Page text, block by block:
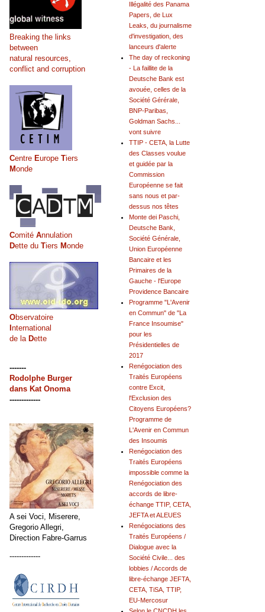
Illégalité des Panama
Papers, de Lux
Leaks, du journalisme
d'investigation, des
lanceurs d'alerte
The day of reckoning
- La faillite de la
Deutsche Bank est
avouée, celles de la
Société Gérérale,
BNP-Paribas,
Goldman Sachs...
vont suivre
TTIP - CETA, la Lutte
des Classes voulue
et guidée par la
Commission
Européenne se fait
sans nous et par-
dessus nos têtes
Monte dei Paschi,
Deutsche Bank,
Société Générale,
Union Européenne
Bancaire et les
Primaires de la
Gauche - l'Europe
Providence Bancaire
Programme "L'Avenir
en Commun" de "La
France Insoumise"
pour les
Présidentielles de
2017
Renégociation des
Traités Européens
contre Excit,
l'Exclusion des
Citoyens Européens?
Programme de
L'Avenir en Commun
des Insoumis
Renégociation des
Traités Européens
impossible comme la
Renégociation des
accords de libre-
échange TTIP, CETA,
JEFTA et ALEUES
Renégociations des
Traités Européens /
Dialogue avec la
Société Civile... des
lobbies / Accords de
libre-échange JEFTA,
CETA, TiSA, TTIP,
EU-Mercosur
Breaking the links
between
natural resources,
conflict and corruption
Centre Europe Tiers
Monde
Comité Annulation
Dette du Tiers Monde
Observatoire
International
de la Dette
-------
Rodolphe Burger
dans Kat Onoma
-------------
A sei Voci, Miserere,
Gregorio Allegri,
Direction Fabre-Garrus
-------------